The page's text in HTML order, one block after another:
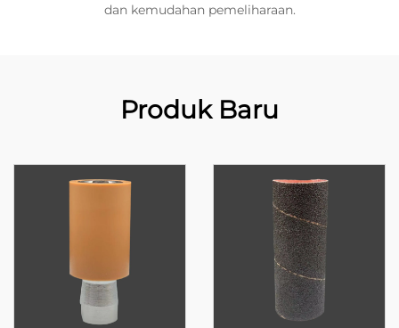
dan kemudahan pemeliharaan.
Produk Baru